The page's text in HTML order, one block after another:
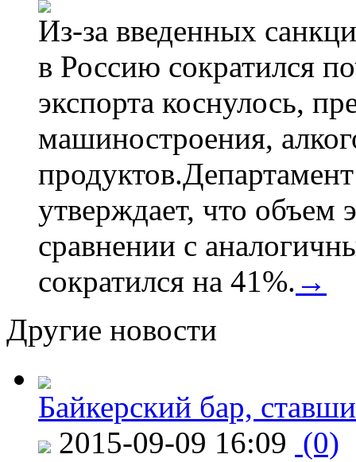
Из-за введенных
в Россию сократился
экспорта коснулось,
машиностроения,
утверждает, что объем
сравнении с
сократился на 41%. →
Другие новости
Байкерский бар,
2015-09-09 16:09 (0)